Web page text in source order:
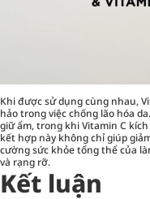
Khi được sử dụng cùng nhau,
hảo trong việc chống lão hóa
giữ ẩm, trong khi Vitamin C
kết hợp này không chỉ giúp
cường sức khỏe tổng thể của
và rạng rỡ.
Kết luận